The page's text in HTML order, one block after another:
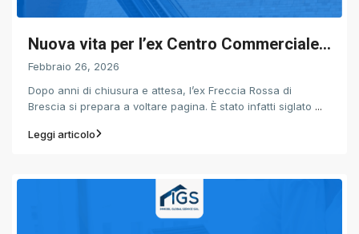
Nuova vita per l’ex Centro Commerciale...
Febbraio 26, 2026
Dopo anni di chiusura e attesa, l’ex Freccia Rossa di
Brescia si prepara a voltare pagina. È stato infatti siglato ...
Leggi articolo